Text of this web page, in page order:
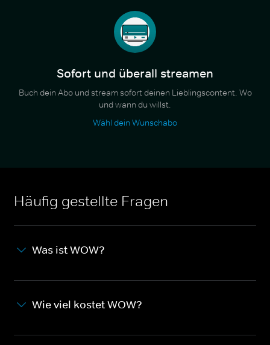
Sofort und überall streamen
Buch dein Abo und stream sofort deinen Lieblingscontent. Wo
und wann du willst.
Wähl dein Wunschabo
Häufig gestellte Fragen
Was ist WOW?
Wie viel kostet WOW?